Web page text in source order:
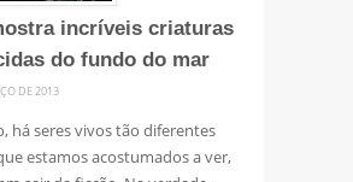
incríveis criaturas
do fundo do mar
DE 2013
há seres vivos tão diferentes
estamos acostumados a ver,